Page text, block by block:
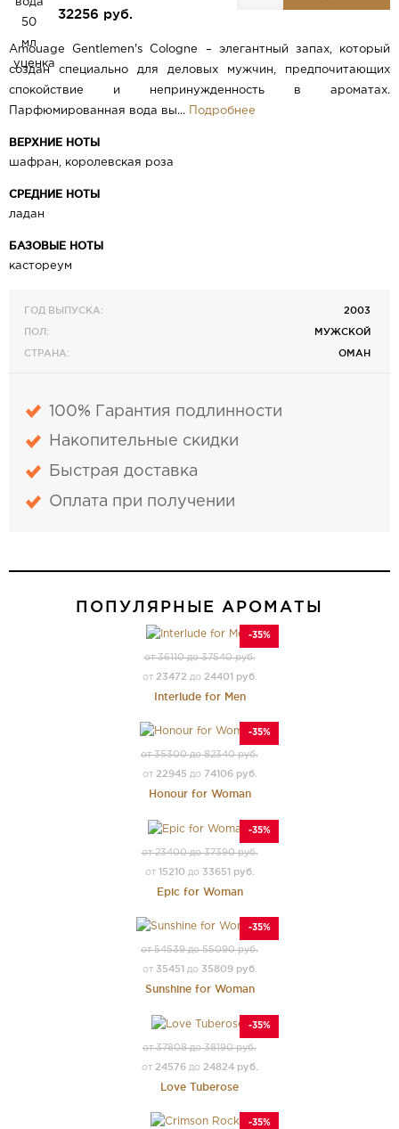
32256 руб.
Amouage Gentlemen's Cologne – элегантный запах, который
создан специально для деловых мужчин, предпочитающих
спокойствие и непринужденность в ароматах.
Парфюмированная вода вы... Подробнее
ВЕРХНИЕ НОТЫ
шафран, королевская роза
СРЕДНИЕ НОТЫ
ладан
БАЗОВЫЕ НОТЫ
кастореум
ГОД ВЫПУСКА:
2003
ПОЛ:
МУЖСКОЙ
СТРАНА:
ОМАН
100% Гарантия подлинности
Накопительные скидки
Быстрая доставка
Оплата при получении
ПОПУЛЯРНЫЕ АРОМАТЫ
-35%
от 36110 до 37540 руб.
от 23472 до 24401 руб.
Interlude for Men
-35%
от 35300 до 82340 руб.
от 22945 до 74106 руб.
Honour for Woman
-35%
от 23400 до 37390 руб.
от 15210 до 33651 руб.
Epic for Woman
-35%
от 54539 до 55090 руб.
от 35451 до 35809 руб.
Sunshine for Woman
-35%
от 37808 до 38190 руб.
от 24576до 24824 руб.
Love Tuberose
-35%